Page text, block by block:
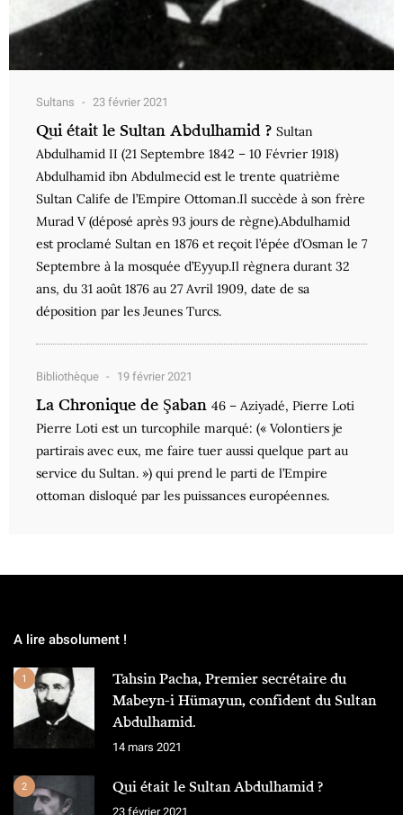
Sultans 23 février 2021
Qui était le Sultan Abdulhamid ? Sultan
Abdulhamid II (21 Septembre 1842 – 10 Février 1918)
Abdulhamid ibn Abdulmecid est le trente quatrième
Sultan Calife de l’Empire Ottoman.Il succède à son frère
Murad V (déposé après 93 jours de règne).Abdulhamid
est proclamé Sultan en 1876 et reçoit l’épée d’Osman le 7
Septembre à la mosquée d’Eyyup.Il règnera durant 32
ans, du 31 août 1876 au 27 Avril 1909, date de sa
déposition par les Jeunes Turcs.
Bibliothèque 19 février 2021
La Chronique de Şaban 46 – Aziyadé, Pierre Loti
Pierre Loti est un turcophile marqué: (« Volontiers je
partirais avec eux, me faire tuer aussi quelque part au
service du Sultan. ») qui prend le parti de l’Empire
ottoman disloqué par les puissances européennes.
A lire absolument !
1
Tahsin Pacha, Premier secrétaire du
Mabeyn-i Hümayun, confident du Sultan
Abdulhamid.
14 mars 2021
2 Qui était le Sultan Abdulhamid ?
23 février 2021